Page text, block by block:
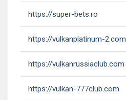
https://super-bets.ro
https://vulkanplatinum-2.com
https://vulkanrussiaclub.com
https://vulkan-777club.com